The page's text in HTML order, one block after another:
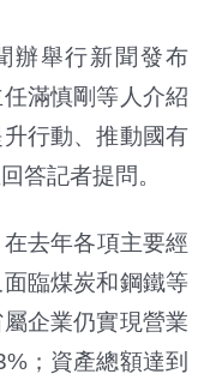
辦舉行新聞發布
滿慎剛等人介紹
行動、推動國有
答記者提問。
去年各項主要經
臨煤炭和鋼鐵等
企業仍實現營業
；資產總額達到